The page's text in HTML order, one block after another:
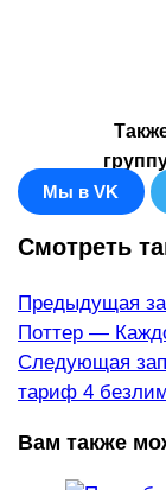
Мы в VK
Смотреть
Еще
статьи
Предыдущая
Поттер —
Следующая
тариф 4
Вам также